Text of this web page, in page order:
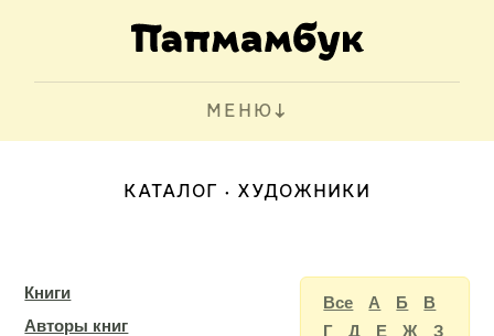
МЕНЮ
КАТАЛОГ ХУДОЖНИКИ
Книги
Авторы книг
Все А Б
В
Г
Д Е Ж
З